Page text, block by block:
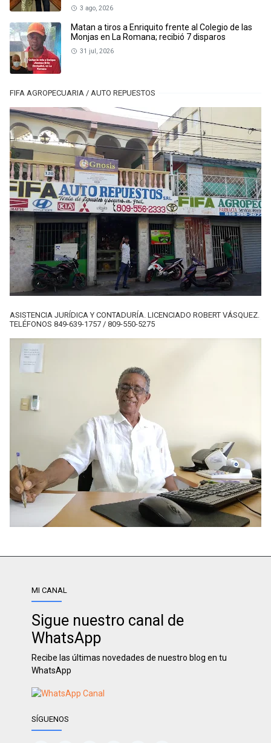
3 ago, 2026
Matan a tiros a Enriquito frente al Colegio de las
Monjas en La Romana; recibió 7 disparos
31 jul, 2026
FIFA AGROPECUARIA / AUTO REPUESTOS
ASISTENCIA JURÍDICA Y CONTADURÍA. LICENCIADO ROBERT VÁSQUEZ.
TELÉFONOS 849-639-1757 / 809-550-5275
MI CANAL
Sigue nuestro canal de
WhatsApp
Recibe las últimas novedades de nuestro blog en tu
WhatsApp
SÍGUENOS